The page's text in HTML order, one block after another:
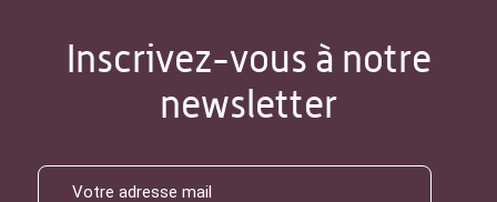
Inscrivez-vous à notre
newsletter